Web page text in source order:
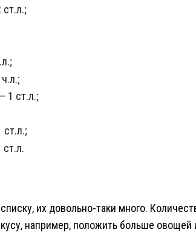
1 ст.л.;
их довольно-таки много.
например, положить больше овощей